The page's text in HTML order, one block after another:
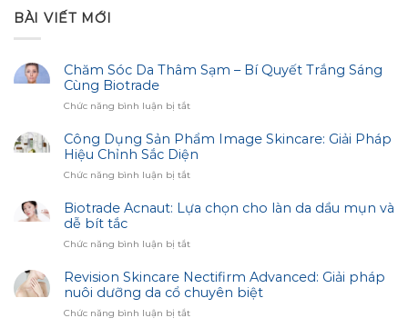
BÀI VIẾT MỚI
Chăm Sóc Da Thâm Sạm – Bí Quyết Trắng Sáng
Cùng Biotrade
Chức năng bình luận bị tắtở
Sóc
Thâm
Sạm
Bí
Sáng
Biotrade
Công Dụng Sản Phẩm Image Skincare: Giải Pháp
Hiệu Chỉnh Sắc Diện
Chức năng bình luận bị tắtở
Dụng
Sản
Image
Giải
Pháp
Chỉnh
Biotrade Acnaut: Lựa chọn cho làn da dầu mụn và
dễ bít tắc
Chức năng bình luận bị tắtở
Acnaut:
Lựa
chọn
cho
Revision Skincare Nectifirm Advanced: Giải pháp
nuôi dưỡng da cổ chuyên biệt
Chức năng bình luận bị tắtở